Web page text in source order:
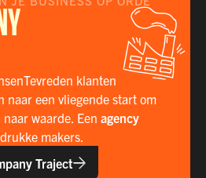
Tevreden klanten
naar een vliegende start om
waarde. Een agency
makers.
Traject